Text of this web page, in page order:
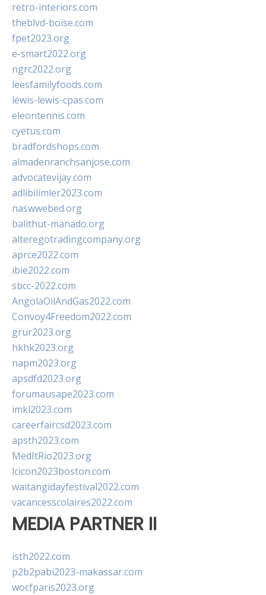
retro-interiors.com
theblvd-boise.com
fpet2023.org
e-smart2022.org
ngrc2022.org
leesfamilyfoods.com
lewis-lewis-cpas.com
eleontennis.com
cyetus.com
bradfordshops.com
almadenranchsanjose.com
advocatevijay.com
adlibilimler2023.com
naswwebed.org
balithut-manado.org
alteregotradingcompany.org
aprce2022.com
ibie2022.com
sbcc-2022.com
AngolaOilAndGas2022.com
Convoy4Freedom2022.com
grur2023.org
hkhk2023.org
napm2023.org
apsdfd2023.org
forumausape2023.com
imkl2023.com
careerfaircsd2023.com
apsth2023.com
MedItRio2023.org
lcicon2023boston.com
waitangidayfestival2022.com
vacancesscolaires2022.com
MEDIA PARTNER II
isth2022.com
p2b2pabi2023-makassar.com
wocfparis2023.org